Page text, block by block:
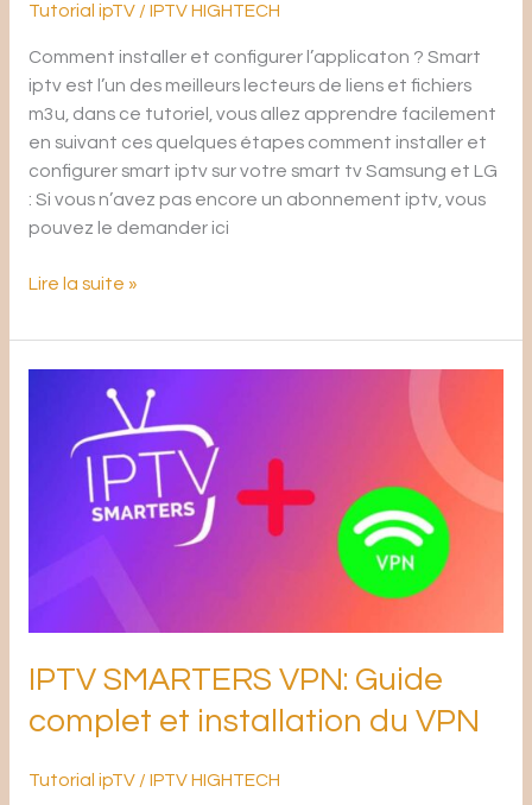
Tutorial ipTV/ IPTV HIGHTECH
Comment installer et configurer l’applicaton ? Smart
iptv est l’un des meilleurs lecteurs de liens et fichiers
m3u, dans ce tutoriel, vous allez apprendre facilement
en suivant ces quelques étapes comment installer et
configurer smart iptv sur votre smart tv Samsung et LG
: Si vous n’avez pas encore un abonnement iptv, vous
pouvez le demander ici
Lire la suite »
IPTV SMARTERS VPN: Guide
complet et installation du VPN
Tutorial ipTV/ IPTV HIGHTECH
SMARTERS
complet